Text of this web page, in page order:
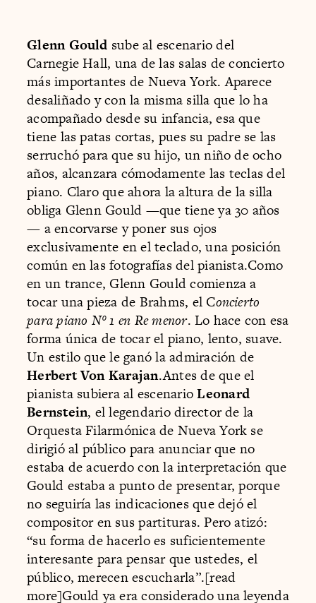
Glenn Gould sube al escenario del
Carnegie Hall, una de las salas de concierto
más importantes de Nueva York. Aparece
desaliñado y con la misma silla que lo ha
acompañado desde su infancia, esa que
tiene las patas cortas, pues su padre se las
serruchó para que su hijo, un niño de ocho
años, alcanzara cómodamente las teclas del
piano. Claro que ahora la altura de la silla
obliga Glenn Gould —que tiene ya 30 años
— a encorvarse y poner sus ojos
exclusivamente en el teclado, una posición
común en las fotografías del pianista.Como
en un trance, Glenn Gould comienza a
tocar una pieza de Brahms, el Concierto
para piano Nº 1 en Re menor. Lo hace con esa
forma única de tocar el piano, lento, suave.
Un estilo que le ganó la admiración de
Herbert Von Karajan.Antes de que el
pianista subiera al escenarioLeonard
Bernstein, el legendario director de la
Orquesta Filarmónica de Nueva York se
dirigió al público para anunciar que no
estaba de acuerdo con la interpretación que
Gould estaba a punto de presentar, porque
no seguiría las indicaciones que dejó el
compositor en sus partituras. Pero atizó:
“su forma de hacerlo es suficientemente
interesante para pensar que ustedes, el
público, merecen escucharla”.[read
more]Gould ya era considerado una leyenda